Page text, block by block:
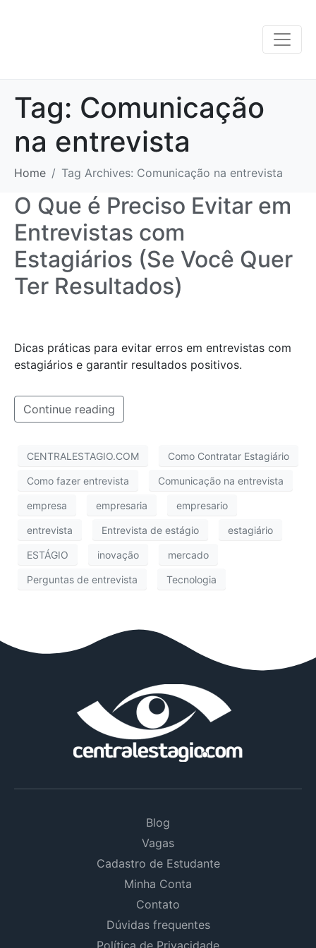
Tag: Comunicação
na entrevista
Home Tag Archives: Comunicação na entrevista
O Que é Preciso Evitar em
Entrevistas com
Estagiários (Se Você Quer
Ter Resultados)
Dicas práticas para evitar erros em entrevistas com
estagiários e garantir resultados positivos.
Continue reading
CENTRALESTAGIO.COM Como Contratar Estagiário
Como fazer entrevista Comunicação na entrevista
empresa empresaria empresario
entrevista Entrevista de estágio estagiário
ESTÁGIO inovação mercado
Perguntas de entrevista Tecnologia
Blog
Vagas
Cadastro de Estudante
Minha Conta
Contato
Dúvidas frequentes